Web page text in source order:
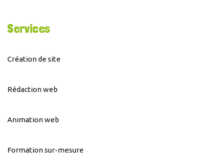
Services
Création de site
Rédaction web
Animation web
Formation sur-mesure